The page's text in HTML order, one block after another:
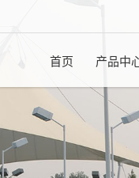
首页 产品中